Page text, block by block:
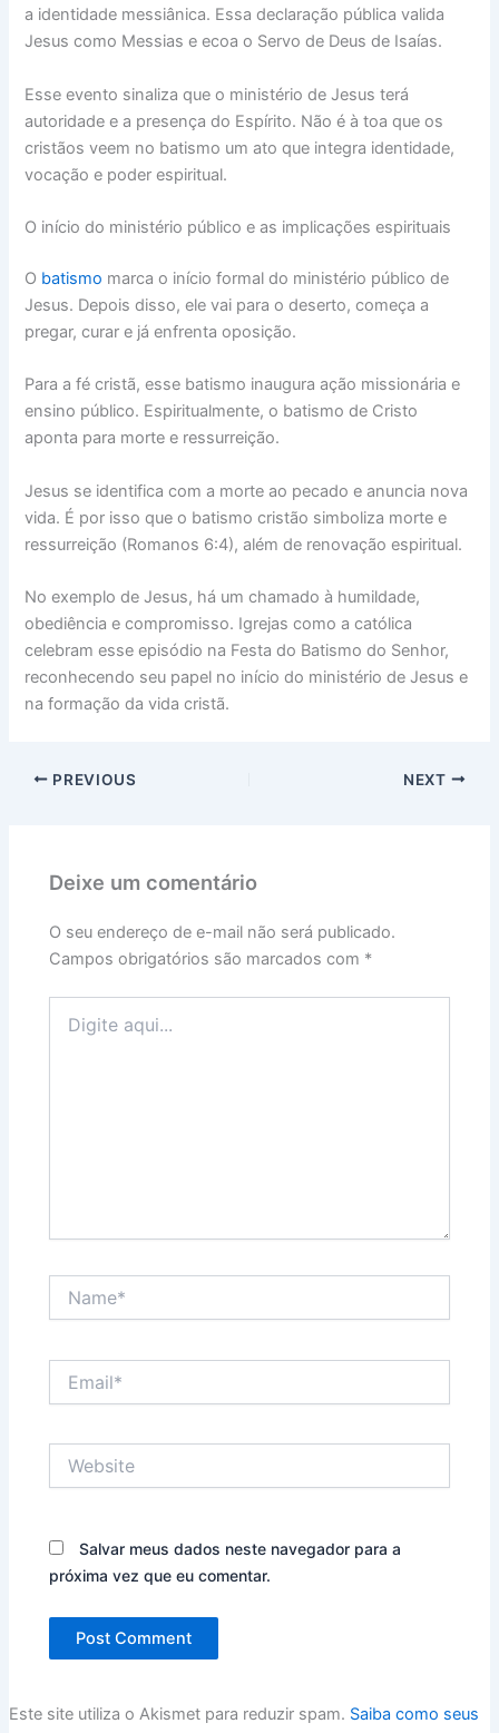
a identidade messiânica. Essa declaração pública valida
Jesus como Messias e ecoa o Servo de Deus de Isaías.
Esse evento sinaliza que o ministério de Jesus terá
autoridade e a presença do Espírito. Não é à toa que os
cristãos veem no batismo um ato que integra identidade,
vocação e poder espiritual.
O início do ministério público e as implicações espirituais
O batismo marca o início formal do ministério público de
Jesus. Depois disso, ele vai para o deserto, começa a
pregar, curar e já enfrenta oposição.
Para a fé cristã, esse batismo inaugura ação missionária e
ensino público. Espiritualmente, o batismo de Cristo
aponta para morte e ressurreição.
Jesus se identifica com a morte ao pecado e anuncia nova
vida. É por isso que o batismo cristão simboliza morte e
ressurreição (Romanos 6:4), além de renovação espiritual.
No exemplo de Jesus, há um chamado à humildade,
obediência e compromisso. Igrejas como a católica
celebram esse episódio na Festa do Batismo do Senhor,
reconhecendo seu papel no início do ministério de Jesus e
na formação da vida cristã.
PREVIOUS NEXT
Deixe um comentário
O seu endereço de e-mail não será publicado.
Campos obrigatórios são marcados com *
aqui...
Salvar meus dados neste navegador para a
próxima vez que eu comentar.
Este site utiliza o Akismet para reduzir spam. Saiba como seus